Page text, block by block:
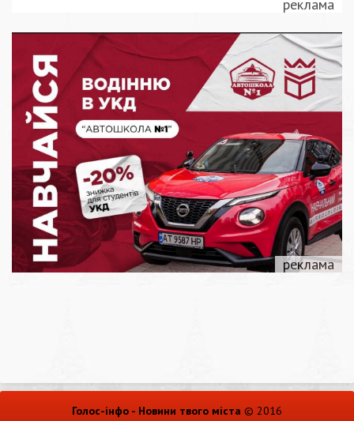
Голос-інфо - Новини твого міста © 2016